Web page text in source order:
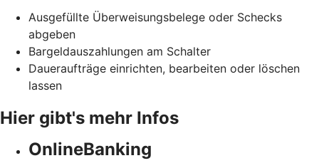
Ausgefüllte Überweisungsbelege oder Schecks
abgeben
Bargeldauszahlungen am Schalter
Daueraufträge einrichten, bearbeiten oder löschen
lassen
Hier gibt's mehr Infos
OnlineBanking